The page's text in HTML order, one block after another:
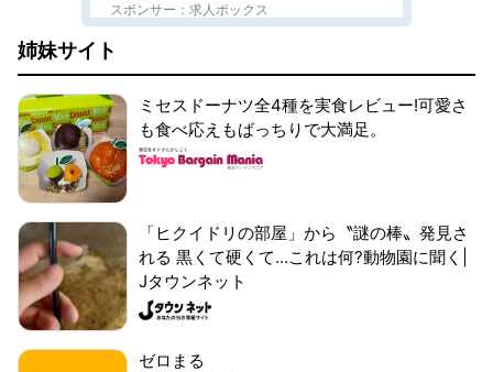
スポンサー：求人ボックス
姉妹サイト
ミセスドーナツ全4種を実食レビュー!可愛さ
も食べ応えもばっちりで大満足。
「ヒクイドリの部屋」から〝謎の棒〟発見さ
れる 黒くて硬くて...これは何?動物園に聞く|
Jタウンネット
ゼロまる